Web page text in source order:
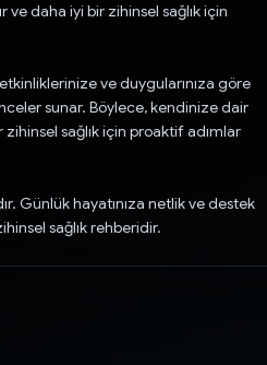
ve daha iyi bir zihinsel sağlık için
ve duygularınıza göre
sunar. Böylece, kendinize dair
zihinsel sağlık için proaktif adımlar
Günlük hayatınıza netlik ve destek
sağlık rehberidir.